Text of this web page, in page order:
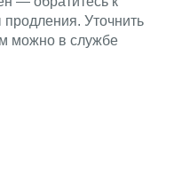
Уточнить
можно в службе